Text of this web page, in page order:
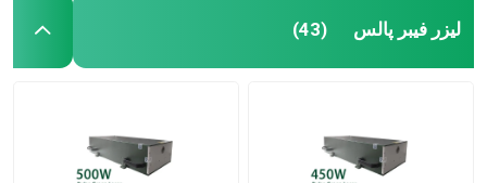
لیزر فیبر پالس (43)